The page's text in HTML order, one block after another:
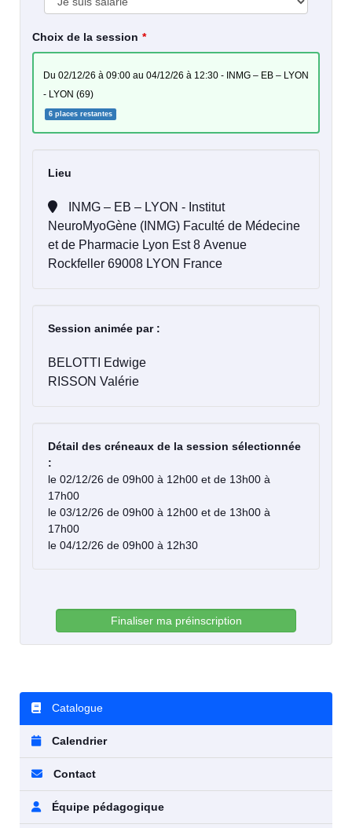
Choix de la session
du 02/12/26 à 09:00 au 04/12/26 à 12:30 - INMG – EB – LYON
- LYON (69)
6 places restantes
Lieu
NeuroMyoGène (INMG) Faculté de Médecine
et de Pharmacie Lyon Est 8 Avenue
Rockfeller 69008 LYON France
Session animée par :
BELOTTI Edwige
RISSON Valérie
Détail des créneaux de la session sélectionnée
:
le 02/12/26 de 09h00 à 12h00 et de 13h00 à
17h00
le 03/12/26 de 09h00 à 12h00 et de 13h00 à
17h00
le 04/12/26 de 09h00 à 12h30
Finaliser ma préinscription
Catalogue
Calendrier
Contact
Équipe pédagogique